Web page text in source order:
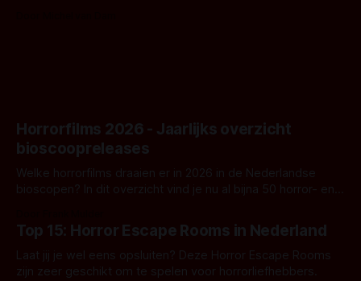
Horrorfilms 2026 - Jaarlijks overzicht
bioscoopreleases
Welke horrorfilms draaien er in 2026 in de Nederlandse
bioscopen? In dit overzicht vind je nu al bijna 50 horror- en
Top 15: Horror Escape Rooms in Nederland
Laat jij je wel eens opsluiten? Deze Horror Escape Rooms
zijn zeer geschikt om te spelen voor horrorliefhebbers.